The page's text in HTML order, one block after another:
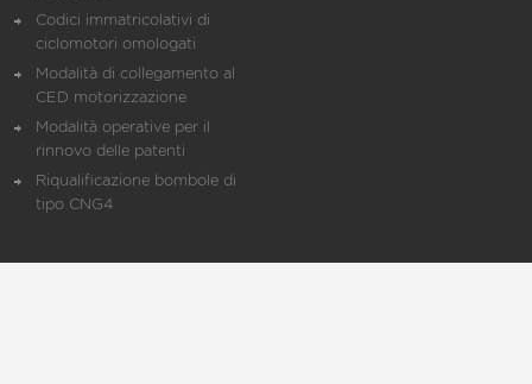
Codici immatricolativi di
ciclomotori omologati
Modalità di collegamento al
CED motorizzazione
Modalità operative per il
rinnovo delle patenti
Riqualificazione bombole di
tipo CNG4